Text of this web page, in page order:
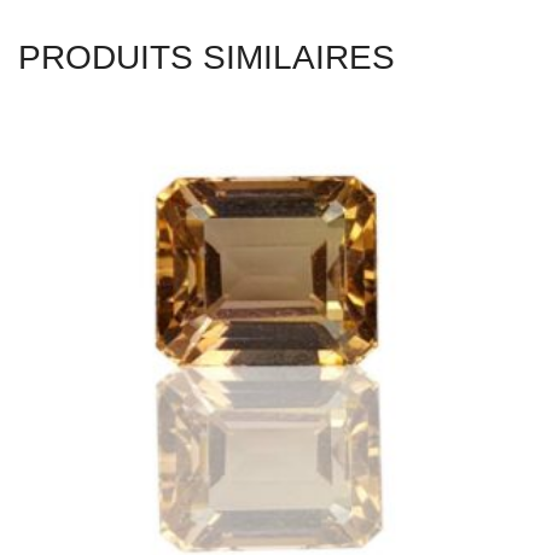
PRODUITS SIMILAIRES